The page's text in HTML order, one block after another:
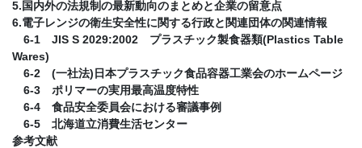
5.国内外の法規制の最新動向のまとめと企業の留意点
6.電子レンジの衛生安全性に関する行政と関連団体の関連情報
6-1 JIS S 2029:2002 プラスチック製食器類(Plastics Table
Wares)
6-2 (一社法)日本プラスチック食品容器工業会のホームページ
6-3 ポリマーの実用最高温度特性
6-4 食品安全委員会における審議事例
6-5 北海道立消費生活センター
参考文献